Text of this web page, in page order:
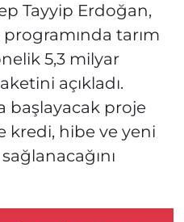
Tayyip Erdoğan,
tarım
5,3 milyar
açıkladı.
başlayacak proje
kredi, hibe ve yeni